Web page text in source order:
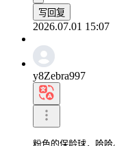
写回复
2026.07.01 15:07
y8Zebra997
粉色的保龄球，哈哈